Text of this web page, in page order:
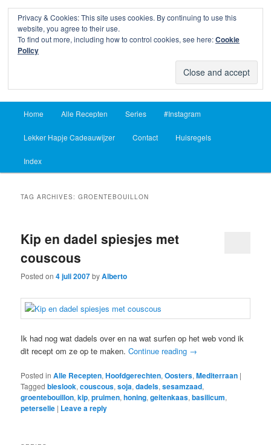
Lekker Hapje
Skip
to
primary
content
Skip
to
secondary
content
Home Alle Recepten Series #Instagram
Lekker Hapje Cadeauwijzer Contact Huisregels
Index
TAG ARCHIVES:GROENTEBOUILLON
Kip en dadel spiesjes met
couscous
Posted on4 juli 2007byAlberto
Ik had nog wat dadels over en na wat surfen op het web vond ik
dit recept om ze op te maken.Continue reading →
Posted in Alle Recepten,Hoofdgerechten,Oosters,Mediterraan |
Tagged bieslook,couscous,soja,dadels,sesamzaad,
groentebouillon,kip,pruimen,honing,geitenkaas,basilicum,
peterselie | Leave a reply
Privacy & Cookies: This site uses cookies. By continuing to use this
website, you agree to their use.
To find out more, including how to control cookies, see here:Cookie
Policy